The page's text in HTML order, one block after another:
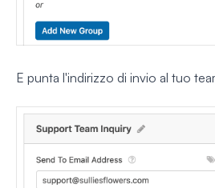
E punta l'indirizzo di invio al tuo